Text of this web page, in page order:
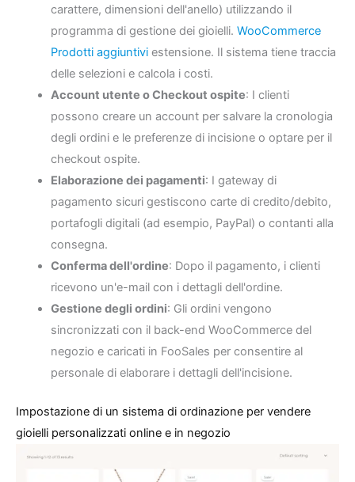
carattere, dimensioni dell'anello) utilizzando il
programma di gestione dei gioielli. WooCommerce
Prodotti aggiuntiviestensione. Il sistema tiene traccia
delle selezioni e calcola i costi.
Account utente o Checkout ospite: I clienti
possono creare un account per salvare la cronologia
degli ordini e le preferenze di incisione o optare per il
checkout ospite.
Elaborazione dei pagamenti: I gateway di
pagamento sicuri gestiscono carte di credito/debito,
portafogli digitali (ad esempio, PayPal) o contanti alla
consegna.
Conferma dell'ordine: Dopo il pagamento, i clienti
ricevono un'e-mail con i dettagli dell'ordine.
Gestione degli ordini: Gli ordini vengono
sincronizzati con il back-end WooCommerce del
negozio e caricati in FooSales per consentire al
personale di elaborare i dettagli dell'incisione.
Impostazione di un sistema di ordinazione per vendere
gioielli personalizzati online e in negozio